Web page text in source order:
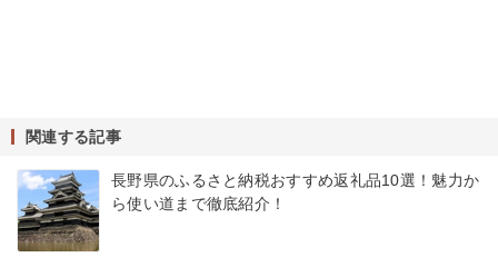
関連する記事
長野県のふるさと納税おすすめ返礼品10選！魅力か
ら使い道まで徹底紹介！